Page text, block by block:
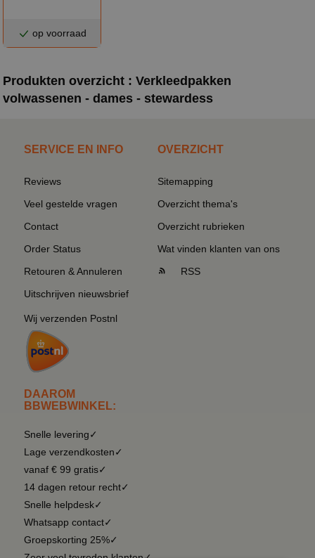
op voorraad
Produkten overzicht : Verkleedpakken
volwassenen - dames - stewardess
SERVICE EN INFO
Reviews
Veel gestelde vragen
Contact
Order Status
Retouren & Annuleren
Uitschrijven nieuwsbrief
Wij verzenden Postnl
DAAROM
BBWEBWINKEL:
Snelle levering✓
Lage verzendkosten✓
vanaf € 99 gratis✓
14 dagen retour recht✓
Snelle helpdesk✓
Whatsapp contact✓
Groepskorting 25%✓
OVERZICHT
Sitemapping
Overzicht thema's
Overzicht rubrieken
Wat vinden klanten van ons
RSS